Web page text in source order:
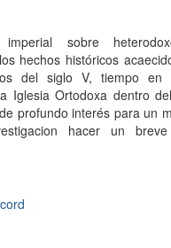
sobre
hechos históricos
del siglo V, tiempo en
Iglesia Ortodoxa dentro
profundo interés para un
hacer un breve